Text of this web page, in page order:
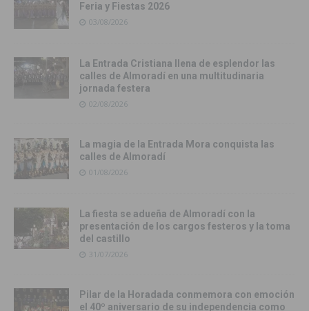
Feria y Fiestas 2026
03/08/2026
La Entrada Cristiana llena de esplendor las
calles de Almoradí en una multitudinaria
jornada festera
02/08/2026
La magia de la Entrada Mora conquista las
calles de Almoradí
01/08/2026
La fiesta se adueña de Almoradí con la
presentación de los cargos festeros y la toma
del castillo
31/07/2026
Pilar de la Horadada conmemora con emoción
el 40º aniversario de su independencia como